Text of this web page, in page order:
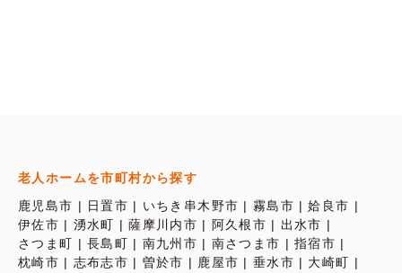
老人ホームを市町村から探す
鹿児島市
日置市 いちき串木野市 霧島市
姶良市
伊佐市
湧水町 薩摩川内市 阿久根市
出水市
さつま町
長島町 南九州市 南さつま市
指宿市
枕崎市
志布志市 曽於市 鹿屋市 垂水市
大崎町